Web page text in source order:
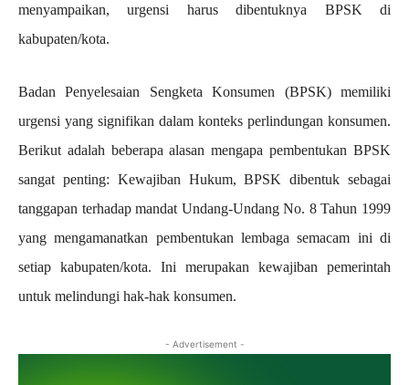
menyampaikan, urgensi harus dibentuknya BPSK di
kabupaten/kota.
Badan Penyelesaian Sengketa Konsumen (BPSK) memiliki
urgensi yang signifikan dalam konteks perlindungan konsumen.
Berikut adalah beberapa alasan mengapa pembentukan BPSK
sangat penting: Kewajiban Hukum, BPSK dibentuk sebagai
tanggapan terhadap mandat Undang-Undang No. 8 Tahun 1999
yang mengamanatkan pembentukan lembaga semacam ini di
setiap kabupaten/kota. Ini merupakan kewajiban pemerintah
untuk melindungi hak-hak konsumen.
- Advertisement -